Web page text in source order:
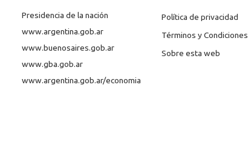
Presidencia de la nación
www.argentina.gob.ar
www.buenosaires.gob.ar
www.gba.gob.ar
www.argentina.gob.ar/economia
Política de privacidad
Términos y Condiciones
Sobre esta web